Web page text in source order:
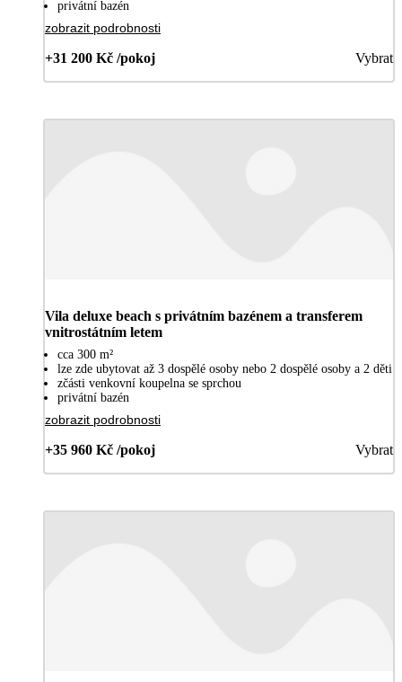
privátní bazén
zobrazit podrobnosti
+31 200 Kč /pokoj Vybrat
Vila deluxe beach s privátním bazénem a transferem
vnitrostátním letem
cca 300 m²
lze zde ubytovat až 3 dospělé osoby nebo 2 dospělé osoby a 2 děti
zčásti venkovní koupelna se sprchou
privátní bazén
zobrazit podrobnosti
+35 960 Kč /pokoj Vybrat